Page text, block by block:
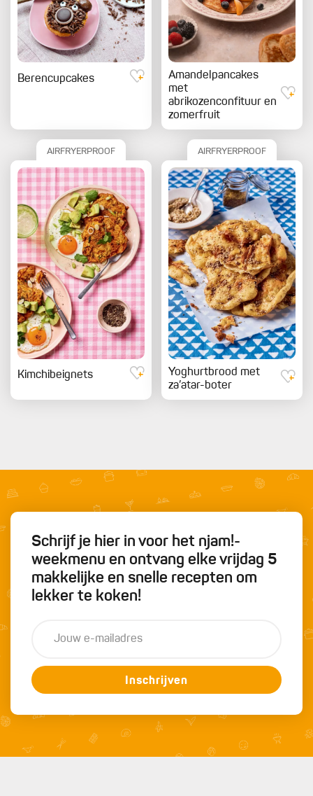
Berencupcakes
Amandelpancakes
met
abrikozenconfituur en
zomerfruit
AIRFRYERPROOF
Kimchibeignets
AIRFRYERPROOF
Yoghurtbrood met
za’atar-boter
Schrijf je hier in voor het njam!-
weekmenu en ontvang elke vrijdag 5
makkelijke en snelle recepten om
lekker te koken!
Inschrijven